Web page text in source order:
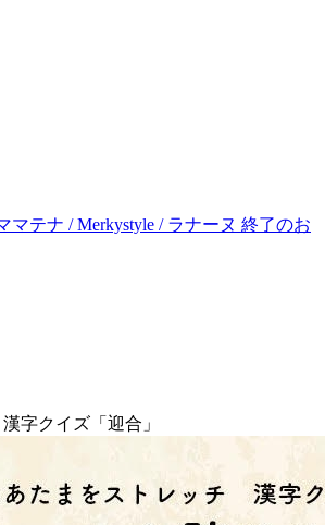
マテナ / Merkystyle / ラナーヌ 終了のお
字クイズ「迎合」